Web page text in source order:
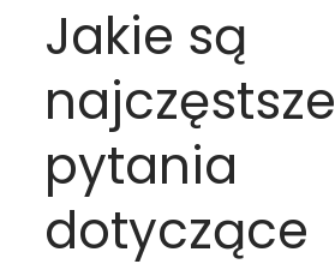
Jakie są
najczęstsze
pytania
dotyczące